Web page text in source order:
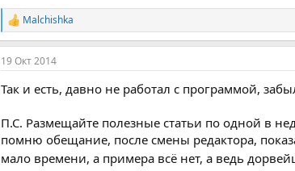
Р
е
а
к
и
Malchishka
19 Окт 2014
Так и есть, давно не работал с программой,
П.С. Размещайте полезные статьи по одной в
помню обещание, после смены редактора,
мало времени, а примера всё нет, а ведь